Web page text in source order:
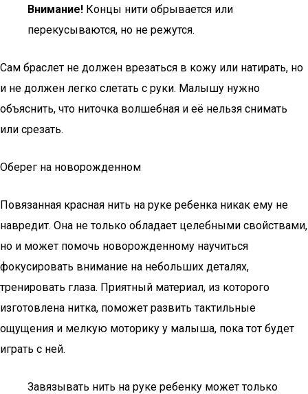
Внимание! Концы нити обрывается или
перекусываются, но не режутся.
Сам браслет не должен врезаться в кожу или натирать, но
и не должен легко слетать с руки. Малышу нужно
объяснить, что ниточка волшебная и её нельзя снимать
или срезать.
Оберег на новорожденном
Повязанная красная нить на руке ребенка никак ему не
навредит. Она не только обладает целебными свойствами,
но и может помочь новорожденному научиться
фокусировать внимание на небольших деталях,
тренировать глаза. Приятный материал, из которого
изготовлена нитка, поможет развить тактильные
ощущения и мелкую моторику у малыша, пока тот будет
играть с ней.
Завязывать нить на руке ребенку может только